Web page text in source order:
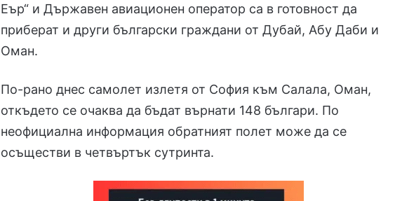
Еър“ и Държавен авиационен оператор са в готовност да
приберат и други български граждани от Дубай, Абу Даби и
Оман.
По-рано днес самолет излетя от София към Салала, Оман,
откъдето се очаква да бъдат върнати 148 българи. По
неофициална информация обратният полет може да се
осъществи в четвъртък сутринта.